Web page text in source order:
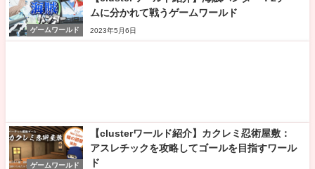
ゲームワールド
ムに分かれて戦うゲームワールド
2023年5月6日
ゲームワールド
【clusterワールド紹介】カクレミ忍術屋敷：
アスレチックを攻略してゴールを目指すワール
ド